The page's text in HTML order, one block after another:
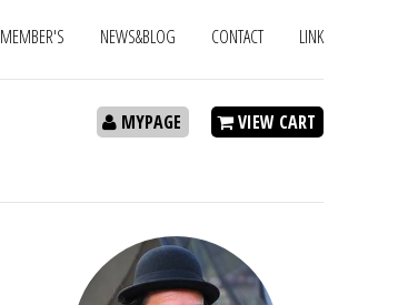
MEMBER'S NEWS&BLOG CONTACT LINK
VIEW CART
MYPAGE